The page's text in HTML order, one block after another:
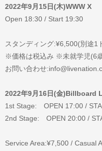
2022年9月15日(木)WWW X
Open 18:30 / Start 19:30
スタンディング:¥6,500(別途1
※価格は税込み ※未就学児(6
お問い合わせ
2022年9月16日(金)Billboard
1st Stage: OPEN 17:00 /
2nd Stage: OPEN 20:00 /
Service Area:¥7,500 / Casual